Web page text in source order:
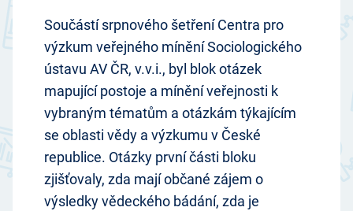
Součástí srpnového šetření Centra pro
výzkum veřejného mínění Sociologického
ústavu AV ČR, v.v.i., byl blok otázek
mapující postoje a mínění veřejnosti k
vybraným tématům a otázkám týkajícím
se oblasti vědy a výzkumu v České
republice. Otázky první části bloku
zjišťovaly, zda mají občané zájem o
výsledky vědeckého bádání, zda je